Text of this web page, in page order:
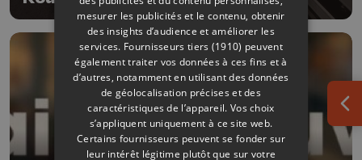
mesurer les publicités et le contenu, obtenir
des insights d’audience et améliorer les
services. Fournisseurs tiers (1910) peuvent
également traiter vos données à ces fins et à
d’autres, notamment en utilisant des données
de géolocalisation précises et des
caractéristiques de l’appareil. Vos choix
s’appliquent uniquement à ce site web.
Certains fournisseurs peuvent se fonder sur
leur intérêt légitime plutôt que sur votre